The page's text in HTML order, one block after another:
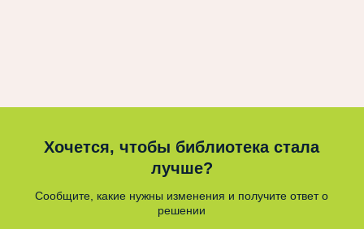
Хочется, чтобы библиотека стала
лучше?
Сообщите, какие нужны изменения и получите ответ о
решении